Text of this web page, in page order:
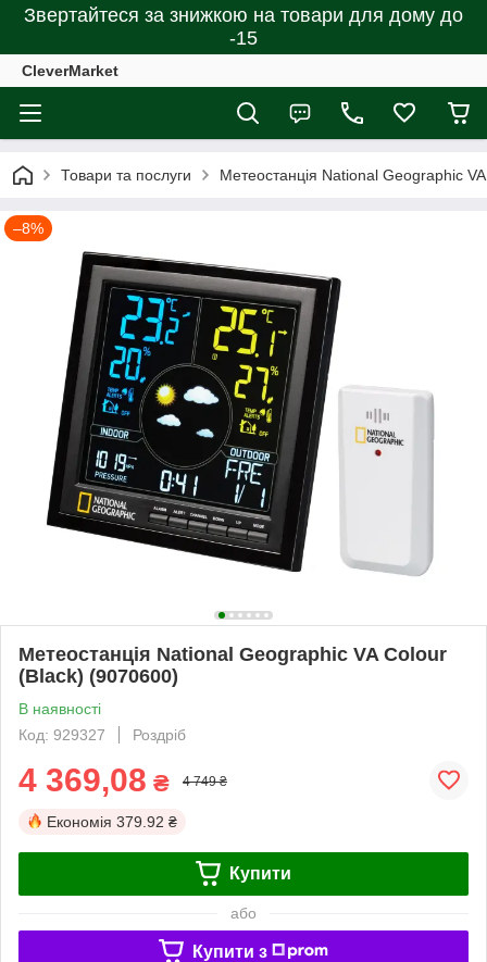
Звертайтеся за знижкою на товари для дому до
-15
CleverMarket
Товари та послуги Метеостанція National Geographic
–8%
Метеостанція National Geographic VA Colour
(Black) (9070600)
В наявності
Код: 929327
Роздріб
4 369,08 ₴ 4 749 ₴
Економія 379.92 ₴
Купити
або
Купити з